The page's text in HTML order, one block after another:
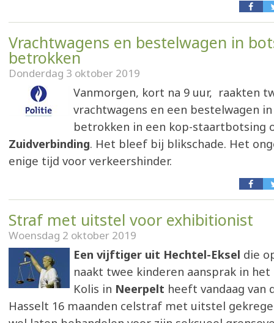
Vrachtwagens en bestelwagen in
betrokken
Donderdag 3 oktober 2019
Vanmorgen, kort na 9 uur, raakten
vrachtwagens en een bestelwagen
betrokken in een kop-staartbotsing
Zuidverbinding. Het bleef bij blikschade. Het
enige tijd voor verkeershinder.
Straf met uitstel voor exhibitionist
Woensdag 2 oktober 2019
Een vijftiger uit Hechtel-Eksel die
naakt twee kinderen aansprak in
Kolis in Neerpelt heeft vandaag van
Hasselt 16 maanden celstraf met uitstel